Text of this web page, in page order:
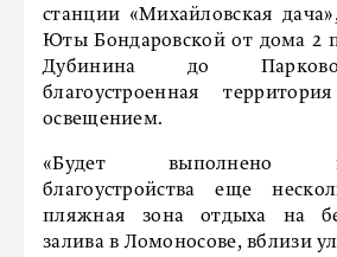
станции «Михайловская
Юты Бондаровской от дома 2
Дубинина до
благоустроенная
освещением.
«Будет выполнено
благоустройства еще
пляжная зона отдыха на
залива в Ломоносове, вблизи